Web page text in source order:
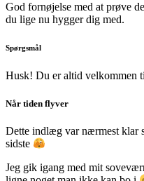
God fornøjelse med at prøve
du lige nu hygger dig med.
Spørgsmål
Husk! Du er altid velkommen
Når tiden flyver
Dette indlæg var nærmest klar
sidste
Jeg gik igang med mit